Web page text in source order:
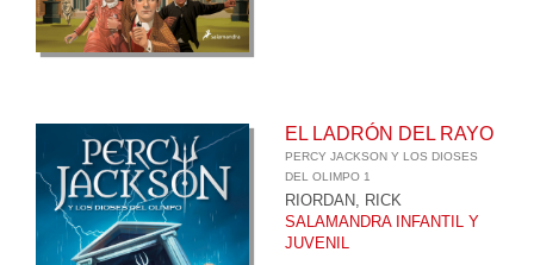
EL LADRÓN DEL RAYO
PERCY JACKSON Y LOS DIOSES
DEL OLIMPO 1
RIORDAN, RICK
SALAMANDRA INFANTIL Y
JUVENIL